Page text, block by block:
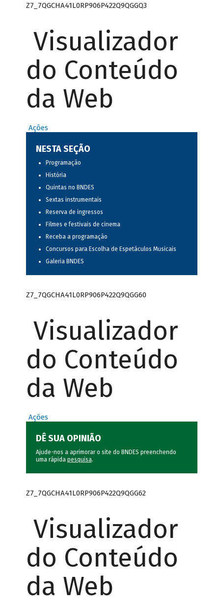
Z7_7QGCHA41L0RP906P422Q9QGGQ3
Visualizador
do Conteúdo
da Web
Ações
NESTA SEÇÃO
Programação
História
Quintas no BNDES
Sextas instrumentais
Reserva de ingressos
Filmes e festivais de cinema
Receba a programação
Concursos para Escolha de Espetáculos Musicais
Galeria BNDES
Z7_7QGCHA41L0RP906P422Q9QGG60
Visualizador
do Conteúdo
da Web
Ações
DÊ SUA OPINIÃO
Ajude-nos a aprimorar o site do BNDES preenchendo
uma rápida pesquisa.
Z7_7QGCHA41L0RP906P422Q9QGG62
Visualizador
do Conteúdo
da Web